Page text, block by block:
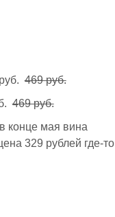
руб.469 руб.
469 руб.
конце мая вина
329 рублей где-то